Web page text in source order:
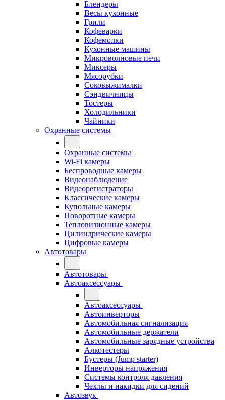
Блендеры
Весы кухонные
Грили
Кофеварки
Кофемолки
Кухонные машины
Микроволновые печи
Миксеры
Мясорубки
Соковыжималки
Сэндвичницы
Тостеры
Холодильники
Чайники
Охранные системы
Охранные системы
Wi-Fi камеры
Беспроводные камеры
Видеонаблюдение
Видеорегистраторы
Классические камеры
Купольные камеры
Поворотные камеры
Тепловизионные камеры
Цилиндрические камеры
Цифровые камеры
Автотовары
Автотовары
Автоаксессуары
Автоаксессуары
Автоинверторы
Автомобильная сигнализация
Автомобильные держатели
Автомобильные зарядные устройства
Алкотестеры
Бустеры (Jump starter)
Инверторы напряжения
Системы контроля давления
Чехлы и накидки для сидений
Автозвук